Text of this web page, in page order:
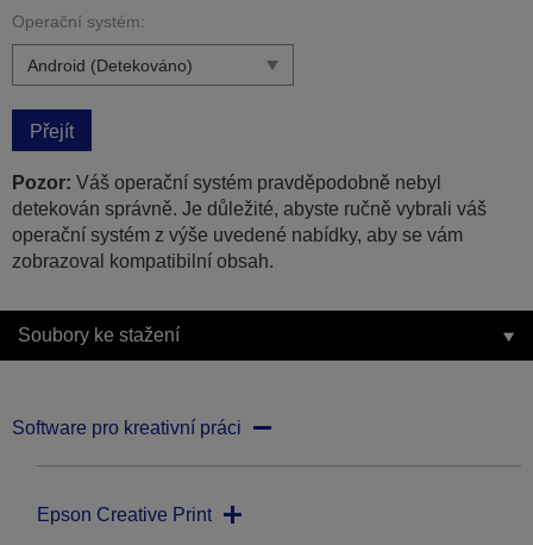
Operační systém:
Přejít
Pozor: Váš operační systém pravděpodobně nebyl
detekován správně. Je důležité, abyste ručně vybrali váš
operační systém z výše uvedené nabídky, aby se vám
zobrazoval kompatibilní obsah.
Soubory ke stažení
Software pro kreativní práci
Epson Creative Print